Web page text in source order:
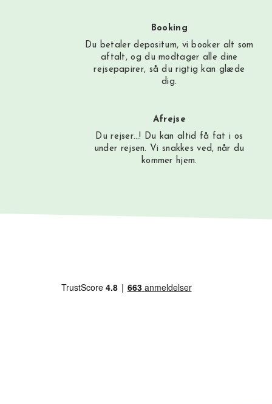
Booking
Du betaler depositum, vi booker alt som
aftalt, og du modtager alle dine
rejsepapirer, så du rigtig kan glæde
dig.
Afrejse
Du rejser…! Du kan altid få fat i os
under rejsen. Vi snakkes ved, når du
kommer hjem.